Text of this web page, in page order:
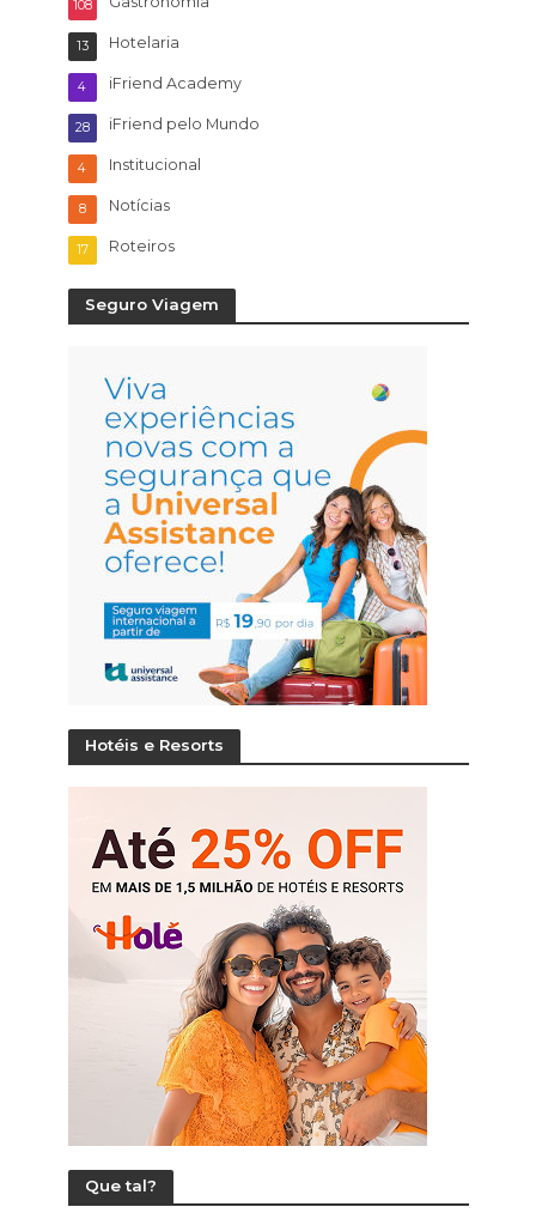
108
Hotelaria
13
iFriend Academy
4
iFriend pelo Mundo
28
Institucional
4
Notícias
8
Roteiros
17
Seguro Viagem
Hotéis e Resorts
Que tal?